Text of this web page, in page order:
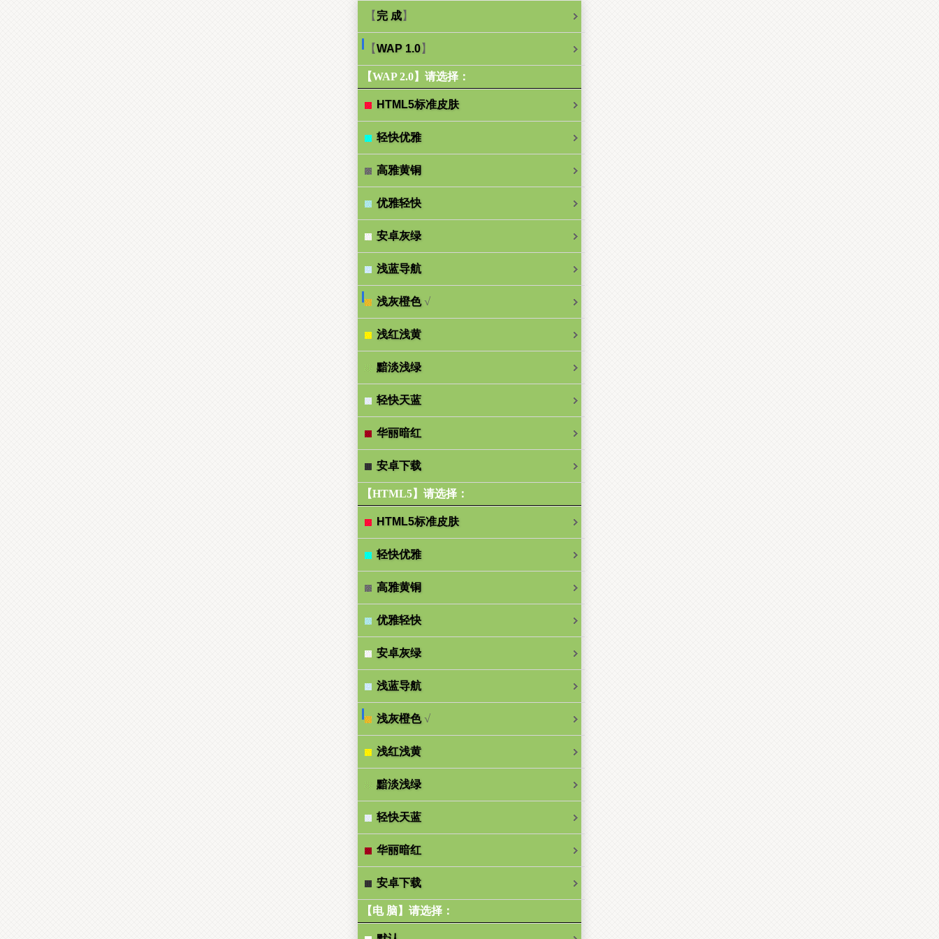
【 完 成】
【WAP 1.0】
【WAP 2.0】请选择：
HTML5标准皮肤
轻快优雅
高雅黄铜
优雅轻快
安卓灰绿
浅蓝导航
浅灰橙色√
浅红浅黄
黯淡浅绿
轻快天蓝
华丽暗红
安卓下载
【HTML5】请选择：
HTML5标准皮肤
轻快优雅
高雅黄铜
优雅轻快
安卓灰绿
浅蓝导航
浅灰橙色√
浅红浅黄
黯淡浅绿
轻快天蓝
华丽暗红
安卓下载
【电 脑】请选择：